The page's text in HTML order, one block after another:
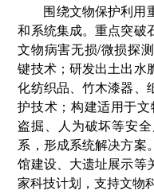
围绕文物保护利用
和系统集成。重点突破
文物病害无损/微损探
键技术；研发出土出水
化纺织品、竹木漆器、
护技术；构建适用于
盗掘、人为破坏等安
系，形成系统解决方案
馆建设、大遗址展示等
家科技计划，支持文物